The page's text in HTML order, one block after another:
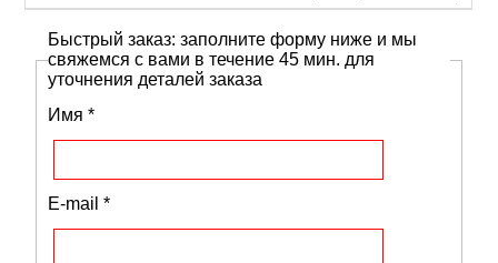
Быстрый заказ: заполните форму ниже и мы
свяжемся с вами в течение 45 мин. для
уточнения деталей заказа
Имя *
E-mail *